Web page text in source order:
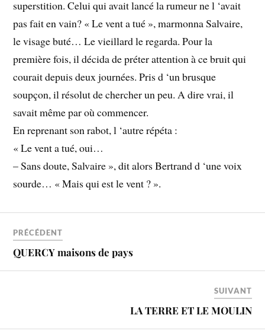
superstition. Celui qui avait lancé la rumeur ne l ‘avait
pas fait en vain? « Le vent a tué », marmonna Salvaire,
le visage buté… Le vieillard le regarda. Pour la
première fois, il décida de préter attention à ce bruit qui
courait depuis deux journées. Pris d ‘un brusque
soupçon, il résolut de chercher un peu. A dire vrai, il
savait même par où commencer.
En reprenant son rabot, l ‘autre répéta :
« Le vent a tué, oui…
– Sans doute, Salvaire », dit alors Bertrand d ‘une voix
sourde… « Mais qui est le vent ? ».
PRÉCÉDENT
QUERCY maisons de pays
SUIVANT
LA TERRE ET LE MOULIN